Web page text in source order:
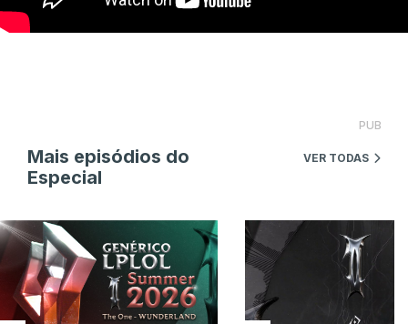
PUB
Mais episódios do
Especial
VER TODAS